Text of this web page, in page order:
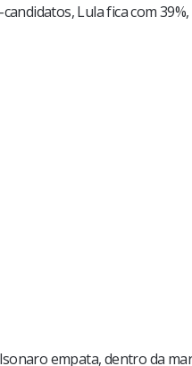
Lula fica com 39%,
empata, dentro da